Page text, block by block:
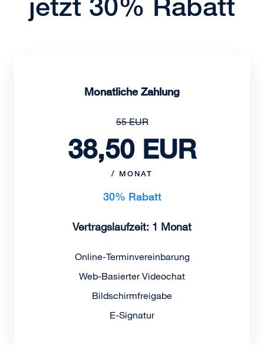
Monatliche Zahlung
55 EUR
38,50 EUR
/ MONAT
30% Rabatt
Vertragslaufzeit: 1 Monat
Online-Terminvereinbarung
Web-Basierter Videochat
Bildschirmfreigabe
E-Signatur